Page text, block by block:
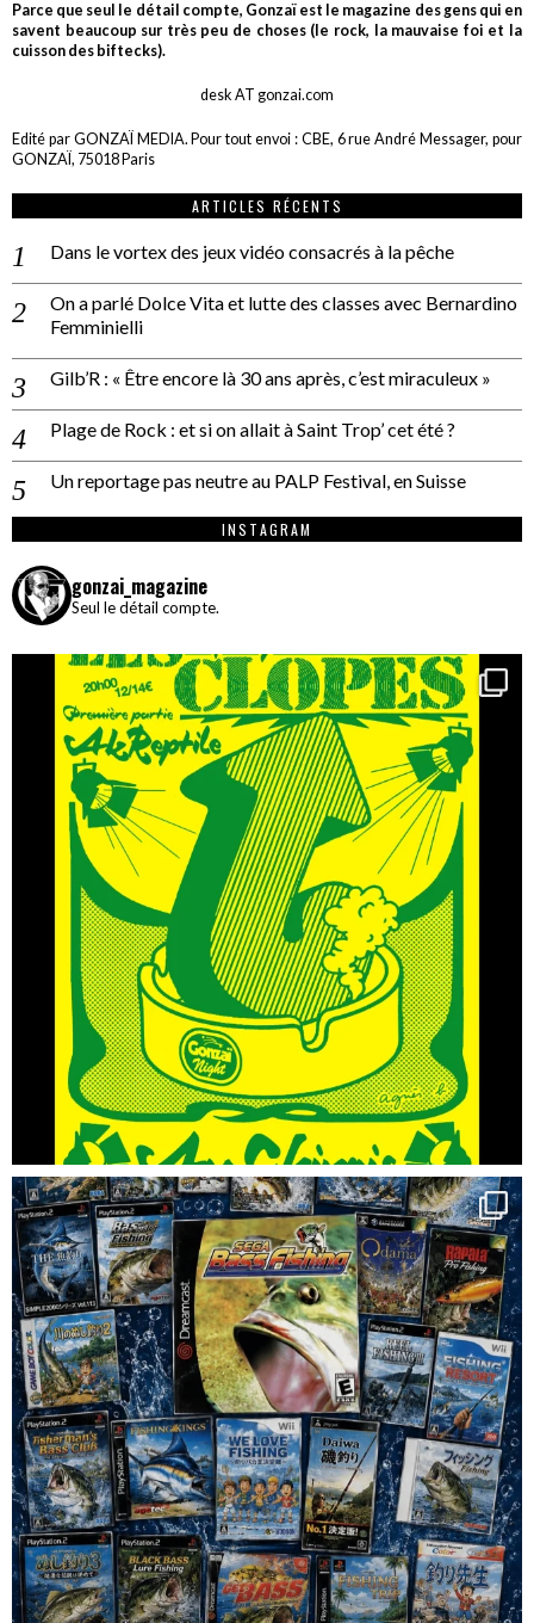
Parce que seul le détail compte, Gonzaï est le magazine des gens qui en
savent beaucoup sur très peu de choses (le rock, la mauvaise foi et la
cuisson des biftecks).
desk AT gonzai.com
Edité par GONZAÏ MEDIA. Pour tout envoi : CBE, 6 rue André Messager, pour
GONZAÏ, 75018 Paris
ARTICLES RÉCENTS
Dans le vortex des jeux vidéo consacrés à la pêche
On a parlé Dolce Vita et lutte des classes avec Bernardino
Femminielli
Gilb’R : « Être encore là 30 ans après, c’est miraculeux »
Plage de Rock : et si on allait à Saint Trop’ cet été ?
Un reportage pas neutre au PALP Festival, en Suisse
INSTAGRAM
gonzai_magazine
Seul le détail compte.